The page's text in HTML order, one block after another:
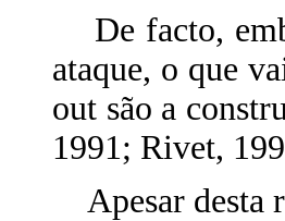
De facto,
ataque, o que
out são a
1991; Rivet,
Apesar desta